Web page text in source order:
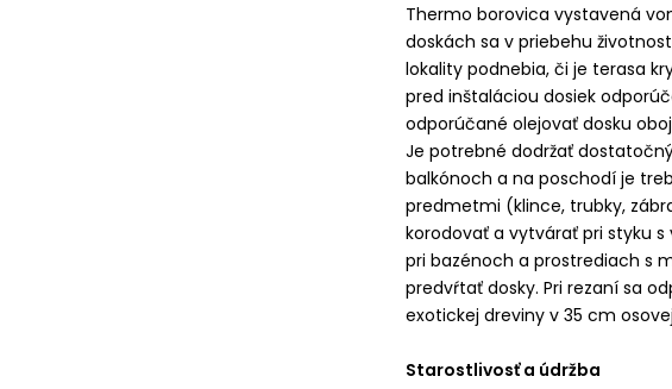
Thermo borovica vystavená
doskách sa v priebehu
lokality podnebia, či je terasa
pred inštaláciou dosiek
odporúčané olejovať dosku
Je potrebné dodržať
balkónoch a na poschodí je
predmetmi (klince, trubky,
korodovať a vytvárať pri styku
pri bazénoch a prostrediach s
predvŕtať dosky. Pri rezaní sa
exotickej dreviny v 35 cm
Starostlivosť a údržba